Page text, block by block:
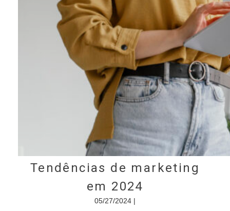
Tendências de marketing
em 2024
05/27/2024 |